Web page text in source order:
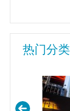
热门分类